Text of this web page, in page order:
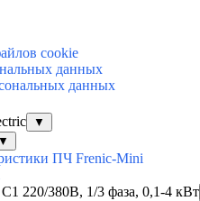
cookie
данных
данных
▼
▼
ПЧ Frenic-Mini
220/380В, 1/3 фаза, 0,1-4 кВт